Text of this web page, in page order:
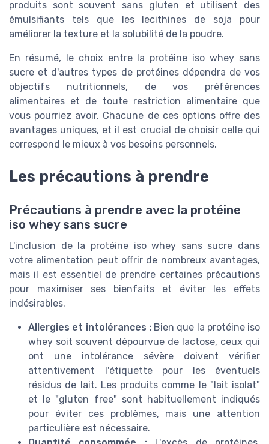
produits sont souvent sans gluten et utilisent des
émulsifiants tels que les lecithines de soja pour
améliorer la texture et la solubilité de la poudre.
En résumé, le choix entre la protéine iso whey sans
sucre et d'autres types de protéines dépendra de vos
objectifs nutritionnels, de vos préférences
alimentaires et de toute restriction alimentaire que
vous pourriez avoir. Chacune de ces options offre des
avantages uniques, et il est crucial de choisir celle qui
correspond le mieux à vos besoins personnels.
Les précautions à prendre
Précautions à prendre avec la protéine
iso whey sans sucre
L'inclusion de la protéine iso whey sans sucre dans
votre alimentation peut offrir de nombreux avantages,
mais il est essentiel de prendre certaines précautions
pour maximiser ses bienfaits et éviter les effets
indésirables.
Allergies et intolérances :Bien que la protéine iso
whey soit souvent dépourvue de lactose, ceux qui
ont une intolérance sévère doivent vérifier
attentivement l'étiquette pour les éventuels
résidus de lait. Les produits comme le "lait isolat"
et le "gluten free" sont habituellement indiqués
pour éviter ces problèmes, mais une attention
particulière est nécessaire.